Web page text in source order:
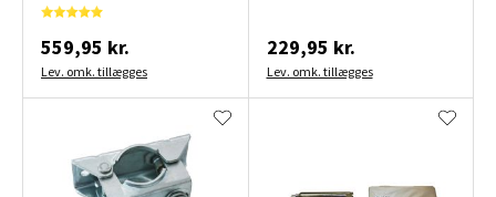
559,95 kr.
Lev. omk. tillægges
229,95 kr.
Lev. omk. tillægges